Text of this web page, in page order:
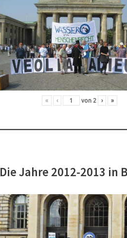
« ‹ von 2 › »
Die Jahre 2012-2013 in